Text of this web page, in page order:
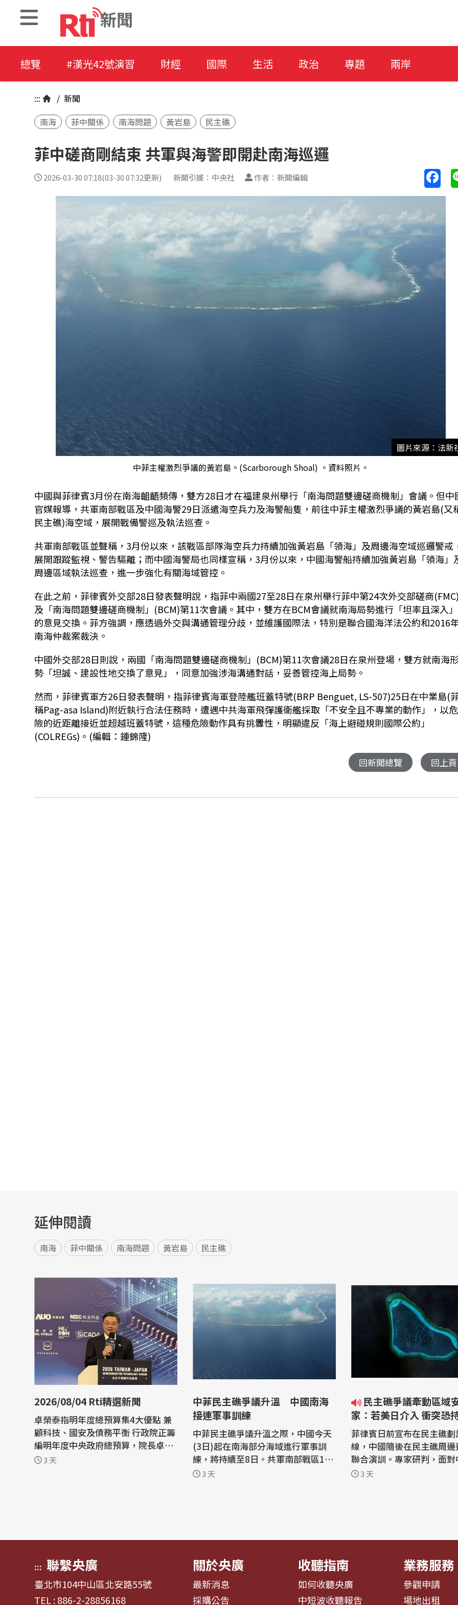
新聞
總覽 #漢光42號演習 財經 國際 生活 政治 專題 兩岸
::: / 新聞
南海
菲中關係 南海問題 黃岩島 民主礁
菲中磋商剛結束 共軍與海警即開赴南海巡邏
2026-03-30 07:18(03-30 07:32更新) 新聞引據：中央社 作者：新聞編輯
圖片來源：法新
中菲主權激烈爭議的黃岩島。(Scarborough Shoal) 。資料照片。
中國與菲律賓3月份在南海齟齬頻傳，雙方28日才在福建泉州舉行「南海問題雙邊磋商機制」會議。但中
官媒報導，共軍南部戰區及中國海警29日派遣海空兵力及海警船隻，前往中菲主權激烈爭議的黃岩島(又
民主礁)海空域，展開戰備警巡及執法巡查。
共軍南部戰區並聲稱，3月份以來，該戰區部隊海空兵力持續加強黃岩島「領海」及周邊海空域巡邏警戒
展開跟蹤監視、警告驅離；而中國海警局也同樣宣稱，3月份以來，中國海警船持續加強黃岩島「領海」
周邊區域執法巡查，進一步強化有關海域管控。
在此之前，菲律賓外交部28日發表聲明說，指菲中兩國27至28日在泉州舉行菲中第24次外交部磋商
及「南海問題雙邊磋商機制」(BCM)第11次會議。其中，雙方在BCM會議就南海局勢進行「坦率且深入」
的意見交換。菲方強調，應透過外交與溝通管理分歧，並維護國際法，特別是聯合國海洋法公約和2016
南海仲裁案裁決。
中國外交部28日則說，兩國「南海問題雙邊磋商機制」(BCM)第11次會議28日在泉州登場，雙方就南海
勢「坦誠、建設性地交換了意見」，同意加強涉海溝通對話，妥善管控海上局勢。
然而，菲律賓軍方26日發表聲明，指菲律賓海軍登陸艦班蓋特號(BRP Benguet, LS-507)25日在中業島(
稱Pag-asa Island)附近執行合法任務時，遭遇中共海軍飛彈護衛艦採取「不安全且不專業的動作」，以危
險的近距離接近並超越班蓋特號，這種危險動作具有挑釁性，明顯違反「海上避碰規則國際公約」
(COLREGs)。(編輯：鍾錦隆)
回新聞總覽 回上頁
延伸閱讀
南海 菲中關係 南海問題 黃岩島 民主礁
2026/08/04 Rti精選新聞
卓榮泰指明年度總預算集4大優點 兼
顧科技、國安及債務平衡 行政院正籌
編明年度中央政府總預算，院長卓榮
泰3日出席論壇活動時指出，明年度
3 天
中菲民主礁爭議升溫 中國南海
接連軍事訓練
中菲民主礁爭議升溫之際，中國今天
(3日)起在南海部分海域進行軍事訓
練，將持續至8日。共軍南部戰區1日
已在民主礁領海、領空和周邊海空域
3 天
民主礁爭議牽動區域安全 專
家：若美日介入 衝突恐
菲律賓日前宣布在民主礁
線，中國隨後在民主礁周
聯合演訓。專家研判，面
國的海上衝突及法律戰角
3 天
::: 聯繫央廣
臺北市104中山區北安路55號
TEL : 886-2-28856168
關於央廣
最新消息
採購公告
收聽指南
如何收聽央廣
中短波收聽報告
業務服務
參觀申請
場地出租